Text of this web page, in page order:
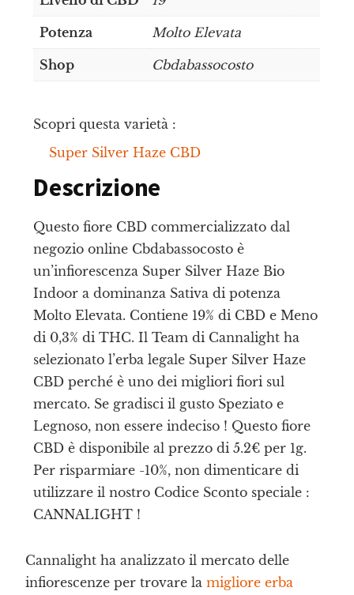
Potenza Molto Elevata
Shop Cbdabassocosto
Scopri questa varietà :
Super Silver Haze CBD
Descrizione
Questo fiore CBD commercializzato dal
negozio online Cbdabassocosto è
un’infiorescenza Super Silver Haze Bio
Indoor a dominanza Sativa di potenza
Molto Elevata. Contiene 19% di CBD e Meno
di 0,3% di THC. Il Team di Cannalight ha
selezionato l’erba legale Super Silver Haze
CBD perché è uno dei migliori fiori sul
mercato. Se gradisci il gusto Speziato e
Legnoso, non essere indeciso ! Questo fiore
CBD è disponibile al prezzo di 5.2€ per 1g.
Per risparmiare -10%, non dimenticare di
utilizzare il nostro Codice Sconto speciale :
CANNALIGHT !
Cannalight ha analizzato il mercato delle
infiorescenze per trovare lamigliore erba